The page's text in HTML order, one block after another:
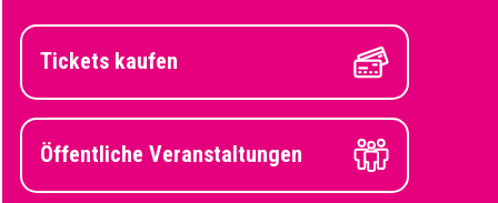
Tickets kaufen
Öffentliche Veranstaltungen